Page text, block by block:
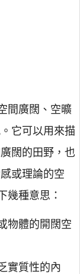
間廣闊、空曠
它可以用來描
闊的田野，也
或理論的空
幾種意思：
物體的開闊空
實質性的內